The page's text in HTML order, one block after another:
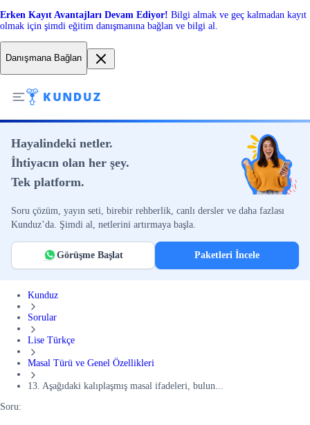
Erken Kayıt Avantajları Devam Ediyor! Bilgi almak ve geç kalmadan kayıt
olmak için şimdi eğitim danışmanına bağlan ve bilgi al.
Danışmana Bağlan
Hayalindeki netler.
İhtiyacın olan her şey.
Tek platform.
Soru çözüm, yayın seti, birebir rehberlik, canlı dersler ve daha fazlası
Kunduz’da. Şimdi al, netlerini artırmaya başla.
Görüşme Başlat Paketleri İncele
Kunduz
Sorular
Lise Türkçe
Masal Türü ve Genel Özellikleri
13. Aşağıdaki kalıplaşmış masal ifadeleri, bulun...
Soru: